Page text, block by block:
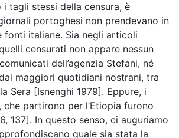
i tagli stessi della censura, è
portoghesi non prendevano in
fonti italiane. Sia negli articoli
censurati non appare nessun
dell’agenzia Stefani, né
maggiori quotidiani nostrani, tra
Sera [Isnenghi 1979]. Eppure, i
partirono per l’Etiopia furono
137]. In questo senso, ci auguriamo
quale sia stata la